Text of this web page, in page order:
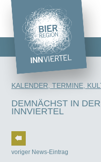
KALENDER, TERMINE,
DEMNÄCHST IN
INNVIERTEL
voriger News-Eintrag